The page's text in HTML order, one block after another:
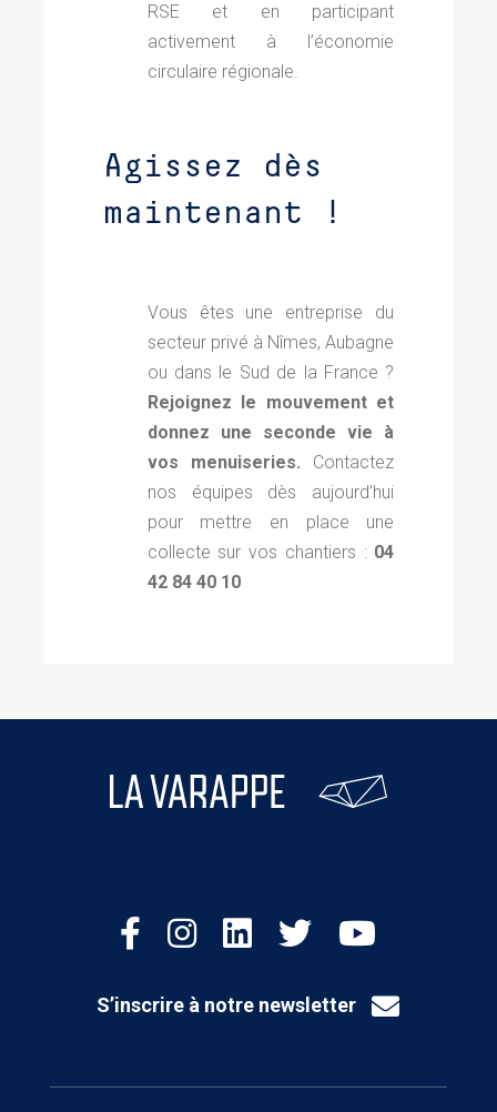
RSE et en participant
activement à l’économie
circulaire régionale.
Agissez dès
maintenant !
Vous êtes une entreprise du
secteur privé à Nîmes, Aubagne
ou dans le Sud de la France ?
Rejoignez le mouvement et
donnez une seconde vie à
vos menuiseries. Contactez
nos équipes dès aujourd’hui
pour mettre en place une
collecte sur vos chantiers : 04
42 84 40 10
S’inscrire à notre newsletter